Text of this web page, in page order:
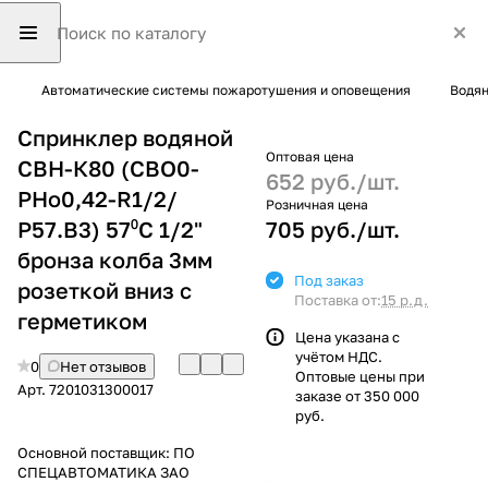
Автоматические системы пожаротушения и оповещения
Спринклер водяной
СВН-К80 (СВО0-
РНо0,42-R1/2/
Р57.В3) 57⁰С 1/2"
бронза колба 3мм
розеткой вниз с
герметиком
0
Нет отзывов
Арт. 7201031300017
Основной поставщик: ПО
СПЕЦАВТОМАТИКА ЗАО
Оптовая цена
652 руб./шт.
Розничная цена
705 руб./шт.
Под заказ
Поставка от:15 р.д.
Цена указана с
учётом НДС.
Оптовые цены при
заказе от 350 000
руб.